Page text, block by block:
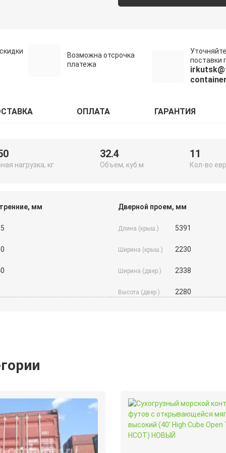
Возможна отсрочка
платежа
поставки
ОПЛАТА ГАРАНТИЯ
нагрузка, кг
32.4
Объем, куб.м
11
Кол-во
мм Дверной проем, мм
Длина (крыш.) 5391
Ширина (крыш.) 2230
Ширина (двер.) 2338
Высота (двер.) 2280